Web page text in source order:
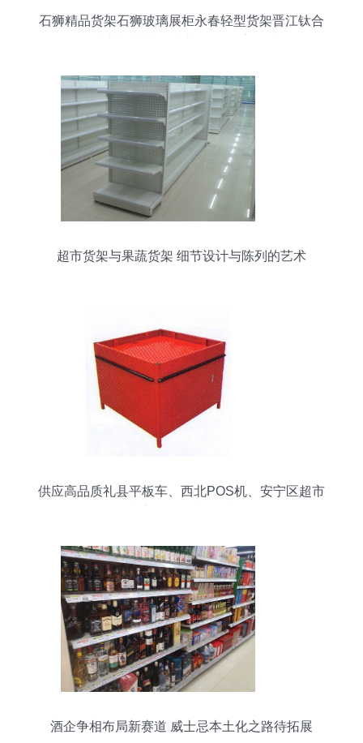
石狮精品货架石狮玻璃展柜永春轻型货架晋江钛合
超市货架与果蔬货架 细节设计与陈列的艺术
供应高品质礼县平板车、西北POS机、安宁区超市
酒企争相布局新赛道 威士忌本土化之路待拓展